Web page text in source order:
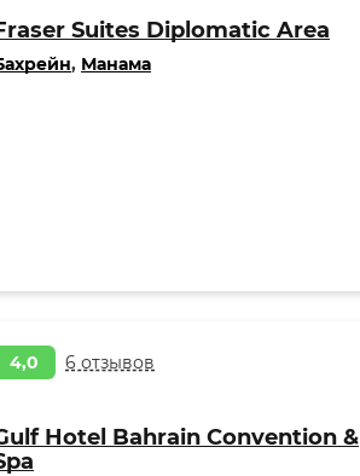
Suites Diplomatic Area
, Манама
4,0 6 отзывов
Hotel Bahrain Convention &